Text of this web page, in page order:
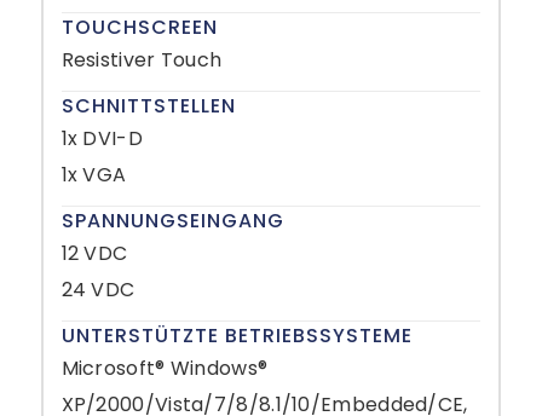
TOUCHSCREEN
Resistiver Touch
SCHNITTSTELLEN
1x DVI-D
1x VGA
SPANNUNGSEINGANG
12 VDC
24 VDC
UNTERSTÜTZTE BETRIEBSSYSTEME
Microsoft® Windows®
XP/2000/Vista/7/8/8.1/10/Embedded/CE,